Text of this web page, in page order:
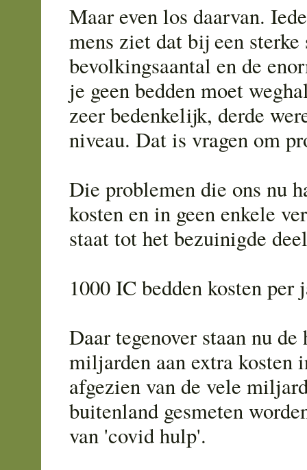
Maar even los daarvan.
mens ziet dat bij een
bevolkingsaantal en de
je geen bedden moet
zeer bedenkelijk, derde
niveau. Dat is vragen om
Die problemen die ons nu
kosten en in geen enkele
staat tot het bezuinigde
1000 IC bedden kosten
Daar tegenover staan nu de
miljarden aan extra kosten
afgezien van de vele
buitenland gesmeten
van 'covid hulp'.